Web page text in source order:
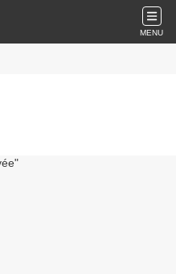
MENU